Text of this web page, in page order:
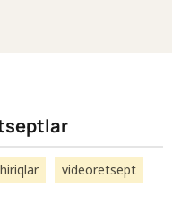
videoretsept